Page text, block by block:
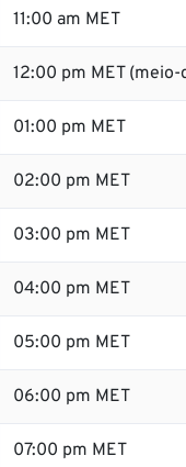
11:00 am MET
12:00 pm MET (meio-
01:00 pm MET
02:00 pm MET
03:00 pm MET
04:00 pm MET
05:00 pm MET
06:00 pm MET
07:00 pm MET